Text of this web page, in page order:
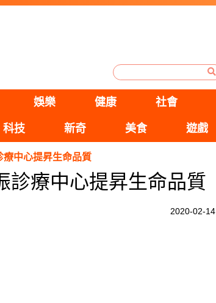
娛樂 健康 社會
科技 新奇 美食 遊戲
療中心提昇生命品質
診療中心提昇生命品質
2020-02-14